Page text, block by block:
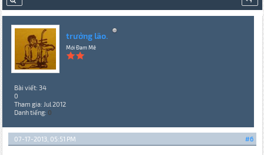
trưởng lão.
Mới Đam Mê
Bài viết: 34
0
Tham gia: Jul 2012
Danh tiếng: 0
#6
07-17-2013, 05:51 PM